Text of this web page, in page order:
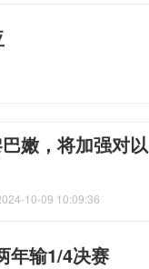
嫩，将加强对以
10-09 10:09:36
年输1/4决赛